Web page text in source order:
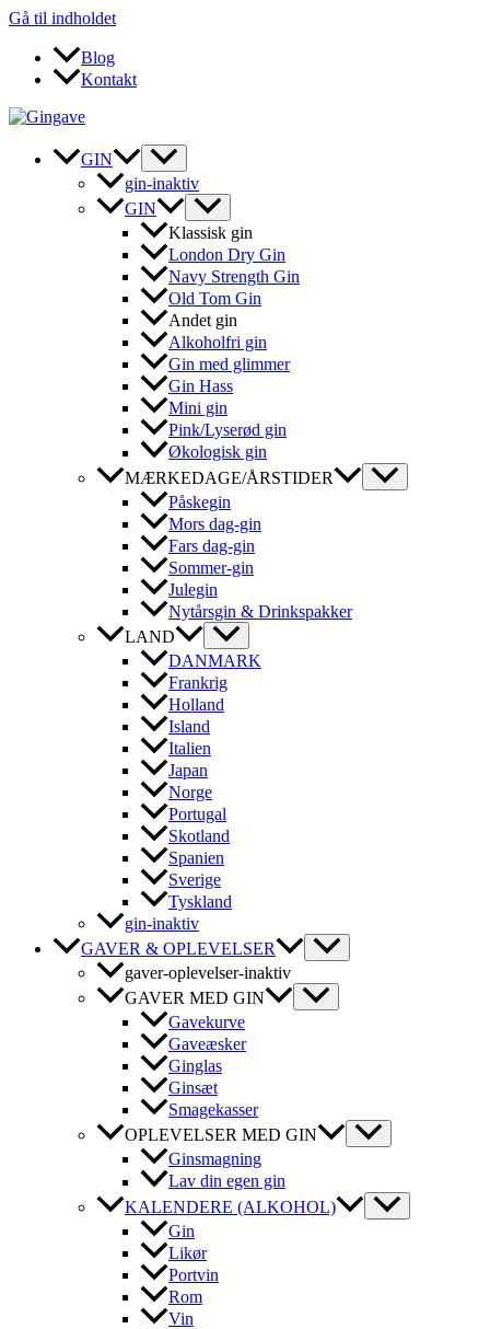
Gå til indholdet
Blog
Kontakt
GIN
gin-inaktiv
GIN
Klassisk gin
London Dry Gin
Navy Strength Gin
Old Tom Gin
Andet gin
Alkoholfri gin
Gin med glimmer
Gin Hass
Mini gin
Pink/Lyserød gin
Økologisk gin
MÆRKEDAGE/ÅRSTIDER
Påskegin
Mors dag-gin
Fars dag-gin
Sommer-gin
Julegin
Nytårsgin & Drinkspakker
LAND
DANMARK
Frankrig
Holland
Island
Italien
Japan
Norge
Portugal
Skotland
Spanien
Sverige
Tyskland
gin-inaktiv
GAVER & OPLEVELSER
gaver-oplevelser-inaktiv
GAVER MED GIN
Gavekurve
Gaveæsker
Ginglas
Ginsæt
Smagekasser
OPLEVELSER MED GIN
Ginsmagning
Lav din egen gin
KALENDERE (ALKOHOL)
Gin
Likør
Portvin
Rom
Vin